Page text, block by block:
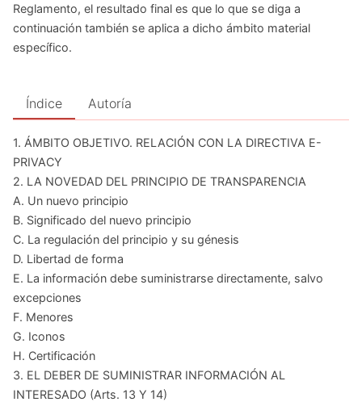
Reglamento, el resultado final es que lo que se diga a
continuación también se aplica a dicho ámbito material
específico.
Índice Autoría
1. ÁMBITO OBJETIVO. RELACIÓN CON LA DIRECTIVA E-
PRIVACY
2. LA NOVEDAD DEL PRINCIPIO DE TRANSPARENCIA
A. Un nuevo principio
B. Significado del nuevo principio
C. La regulación del principio y su génesis
D. Libertad de forma
E. La información debe suministrarse directamente, salvo
excepciones
F. Menores
G. Iconos
H. Certificación
3. EL DEBER DE SUMINISTRAR INFORMACIÓN AL
INTERESADO (Arts. 13 Y 14)